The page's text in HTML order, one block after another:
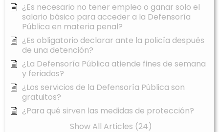
¿Es necesario no tener empleo o ganar solo el
salario básico para acceder a la Defensoría
Pública en materia penal?
¿Es obligatorio declarar ante la policía después
de una detención?
¿La Defensoría Pública atiende fines de semana
y feriados?
¿Los servicios de la Defensoría Pública son
gratuitos?
¿Para qué sirven las medidas de protección?
Show All Articles (24)